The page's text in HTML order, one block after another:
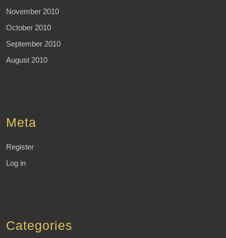
November 2010
October 2010
September 2010
August 2010
Meta
Register
Log in
Categories